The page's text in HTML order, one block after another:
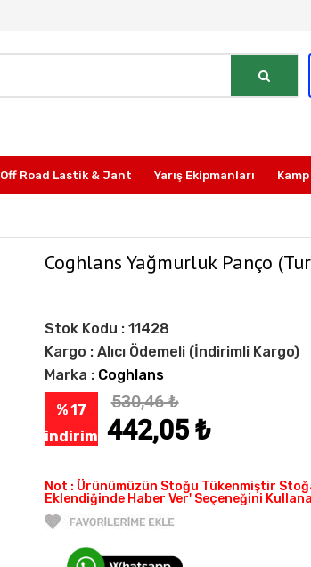
Off Road Lastik & Jant Yarış Ekipmanları
Coghlans Yağmurluk Panço
Stok Kodu : 11428
Kargo : Alıcı Ödemeli (İndirimli Kargo)
Marka : Coghlans
% 17
indirim
530,46₺
442,05₺
Not : Ürünümüzün Stoğu Tükenmiştir
Eklendiğinde Haber Ver' Seçeneğini